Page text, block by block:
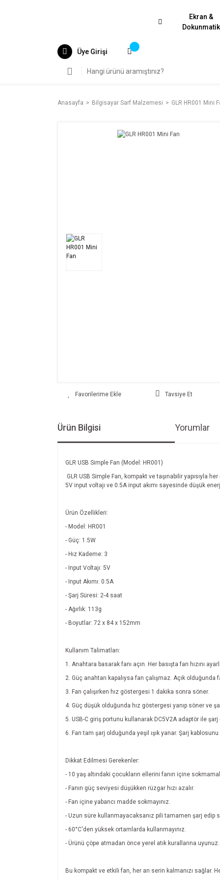
Ekran &
Dokunmatik
Üye Girişi
Anasayfa Bilgisayar Sarf Malzemesi GLR HR001 Mini
Tavsiye Et
Ürün Bilgisi Yorumlar
GLR USB Simple Fan (Model: HR001)
GLR USB Simple Fan, kompakt ve taşınabilir yapısıyla
5V input voltajı ve 0.5A input akımı sayesinde düşük
Ürün Özellikleri:
- Model: HR001
- Güç: 1.5W
- Hız Kademe: 3
- Input Voltajı: 5V
- Input Akımı: 0.5A
- Şarj Süresi: 2-4 saat
- Ağırlık: 113g
- Boyutlar: 72 x 84 x 152mm
Kullanım Talimatları:
1. Anahtara basarak fanı açın. Her basışta fan hızını
2. Güç anahtarı kapalıysa fan çalışmaz. Açık olduğunda
3. Fan çalışırken hız göstergesi 1 dakika sonra söner.
4. Güç düşük olduğunda hız göstergesi yanıp söner ve
5. USB-C giriş portunu kullanarak DC5V2A adaptör ile şarj
6. Fan tam şarj olduğunda yeşil ışık yanar. Şarj
Dikkat Edilmesi Gerekenler:
- 10 yaş altındaki çocukların ellerini fanın içine
- Fanın güç seviyesi düşükken rüzgar hızı azalır.
- Fan içine yabancı madde sokmayınız.
- Uzun süre kullanmayacaksanız pili tamamen şarj edip
- 60°C'den yüksek ortamlarda kullanmayınız.
- Ürünü çöpe atmadan önce yerel atık kurallarına uyunuz.
Bu kompakt ve etkili fan, her an serin kalmanızı sağlar.